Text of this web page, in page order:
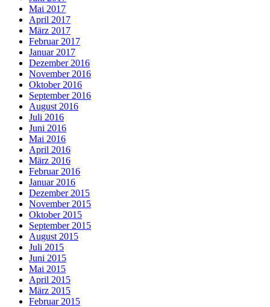
Mai 2017
April 2017
März 2017
Februar 2017
Januar 2017
Dezember 2016
November 2016
Oktober 2016
September 2016
August 2016
Juli 2016
Juni 2016
Mai 2016
April 2016
März 2016
Februar 2016
Januar 2016
Dezember 2015
November 2015
Oktober 2015
September 2015
August 2015
Juli 2015
Juni 2015
Mai 2015
April 2015
März 2015
Februar 2015